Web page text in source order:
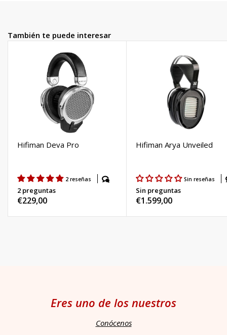
También te puede interesar
Hifiman Deva Pro
2 reseñas
2 preguntas
Precio
€229,00
Hifiman Arya Unveiled
Sin reseñas
Sin preguntas
Precio
€1.599,00
Eres uno de los nuestros
Conócenos